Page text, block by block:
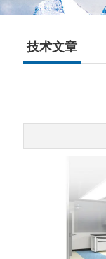
技术文章